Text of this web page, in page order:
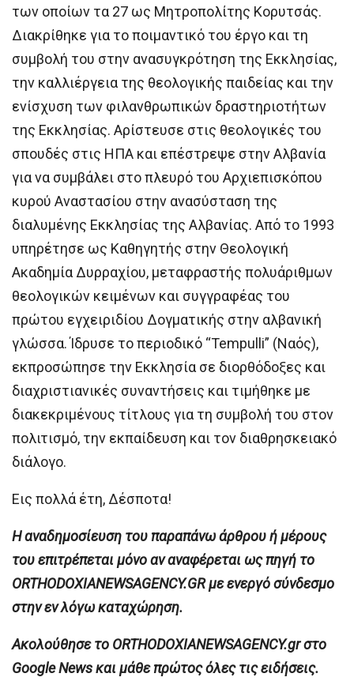
των οποίων τα 27 ως Μητροπολίτης Κορυτσάς.
Διακρίθηκε για το ποιμαντικό του έργο και τη
συμβολή του στην ανασυγκρότηση της Εκκλησίας,
την καλλιέργεια της θεολογικής παιδείας και την
ενίσχυση των φιλανθρωπικών δραστηριοτήτων
της Εκκλησίας. Αρίστευσε στις θεολογικές του
σπουδές στις ΗΠΑ και επέστρεψε στην Αλβανία
για να συμβάλει στο πλευρό του Αρχιεπισκόπου
κυρού Αναστασίου στην ανασύσταση της
διαλυμένης Εκκλησίας της Αλβανίας. Από το 1993
υπηρέτησε ως Καθηγητής στην Θεολογική
Ακαδημία Δυρραχίου, μεταφραστής πολυάριθμων
θεολογικών κειμένων και συγγραφέας του
πρώτου εγχειριδίου Δογματικής στην αλβανική
γλώσσα. Ίδρυσε το περιοδικό “Tempulli” (Ναός),
εκπροσώπησε την Εκκλησία σε διορθόδοξες και
διαχριστιανικές συναντήσεις και τιμήθηκε με
διακεκριμένους τίτλους για τη συμβολή του στον
πολιτισμό, την εκπαίδευση και τον διαθρησκειακό
διάλογο.
Εις πολλά έτη, Δέσποτα!
H αναδημοσίευση του παραπάνω άρθρου ή μέρους
του επιτρέπεται μόνο αν αναφέρεται ως πηγή το
ORTHODOXIANEWSAGENCY.GR με ενεργό σύνδεσμο
στην εν λόγω καταχώρηση.
Ακολούθησε το ORTHODOXIANEWSAGENCY.gr στο
Google News και μάθε πρώτος όλες τις ειδήσεις.